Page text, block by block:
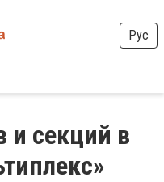
Рус
и секций в